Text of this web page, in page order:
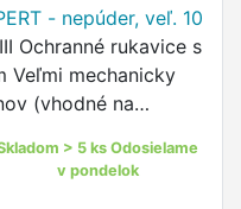
- nepúder, veľ. 10
Ochranné rukavice s
Veľmi mechanicky
(vhodné na
> 5 ks Odosielame
v pondelok